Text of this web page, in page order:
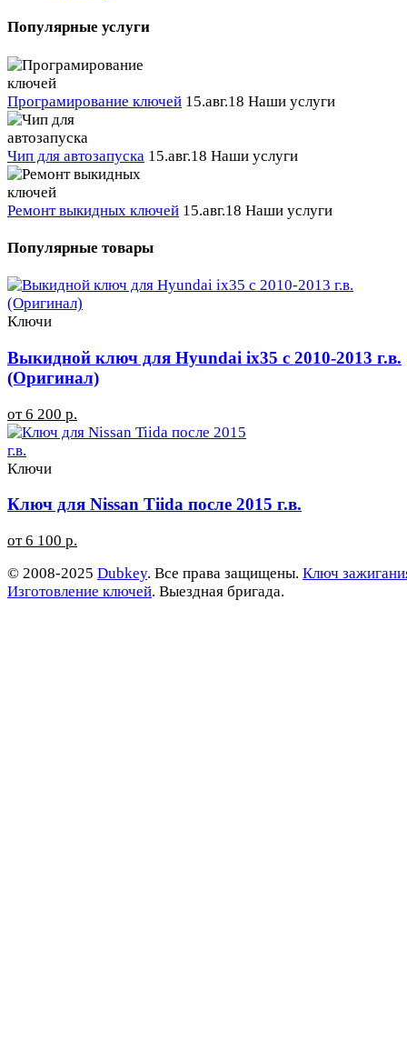
Популярные услуги
Програмирование ключей 15.авг.18 Наши услуги
Чип для автозапуска 15.авг.18 Наши услуги
Ремонт выкидных ключей 15.авг.18 Наши услуги
Популярные товары
Ключи
Выкидной ключ для Hyundai ix35 с 2010-2013 г.в.
(Оригинал)
от 6 200 р.
Ключи
Ключ для Nissan Tiida после 2015 г.в.
от 6 100 р.
© 2008-2025 Dubkey. Все права защищены. Ключ
Изготовление ключей. Выездная бригада.